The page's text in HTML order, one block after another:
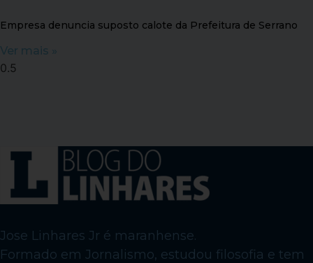
Empresa denuncia suposto calote da Prefeitura de Serrano
Ver mais »
Jose Linhares Jr é maranhense.
Formado em Jornalismo, estudou filosofia e tem